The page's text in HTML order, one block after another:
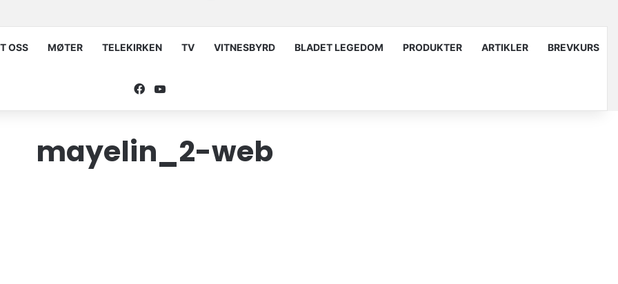
OSS MØTER TELEKIRKEN TV VITNESBYRD BLADET LEGEDOM PRODUKTER ARTIKLER BREVKURS
Facebook
YouTube
mayelin_2-web